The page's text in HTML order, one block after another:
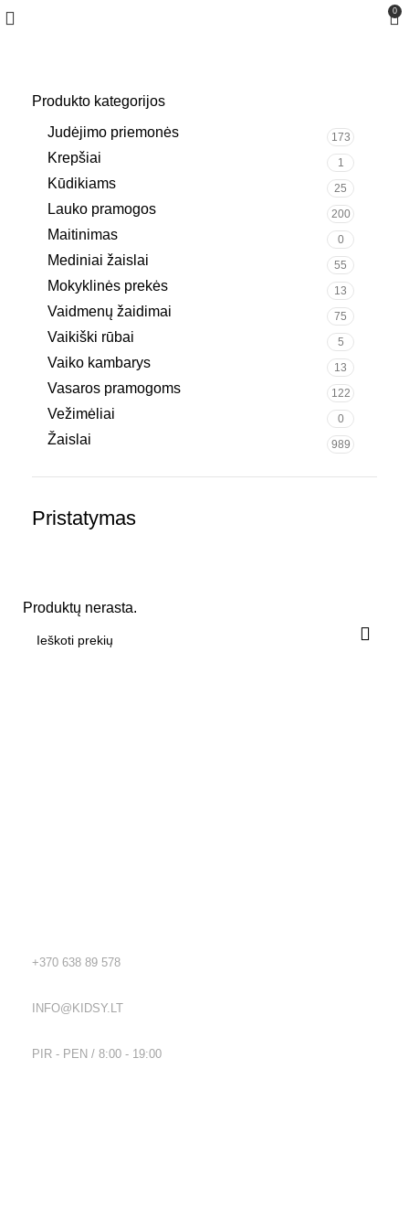
0
Produkto kategorijos
Judėjimo priemonės
173
Krepšiai 1
Kūdikiams 25
Lauko pramogos 200
Maitinimas 0
Mediniai žaislai 55
Mokyklinės prekės 13
Vaidmenų žaidimai 75
Vaikiški rūbai 5
Vaiko kambarys 13
Vasaros pramogoms 122
Vežimėliai 0
Žaislai 989
Pristatymas
Produktų nerasta.
+370 638 89 578
INFO@KIDSY.LT
PIR - PEN / 8:00 - 19:00